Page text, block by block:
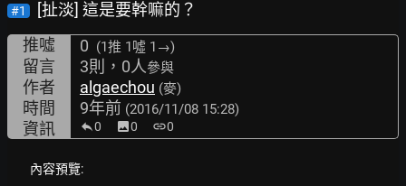
#1
[扯淡] 這是要幹嘛的？
推噓
0 (1推 1噓 1→)
留言 3則，0人參與
作者 algaechou (麥)
時間 9年前 (2016/11/08 15:28)
資訊 0 image0 link0
內容預覽: